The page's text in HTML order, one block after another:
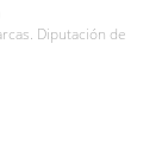
Diputación de